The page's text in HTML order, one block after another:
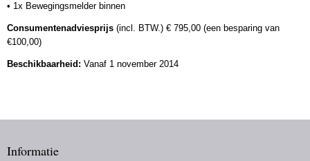
• 1x Bewegingsmelder binnen
Consumentenadviesprijs (incl. BTW.) € 795,00 (een besparing van
€100,00)
Beschikbaarheid: Vanaf 1 november 2014
Informatie